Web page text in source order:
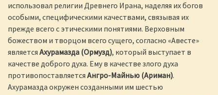
использовал религии Древнего Ирана, наделяя их богов
особыми, специфическими качествами, связывая их
прежде всего с этическими понятиями. Верховным
божеством и творцом всего сущего, согласно «Авесте»
является Ахурамазда (Ормузд), который выступает в
качестве доброго духа. Ему в качестве злого духа
противопоставляется Ангро-Майнью (Ариман).
Ахурамазда окружен созданными им шестью